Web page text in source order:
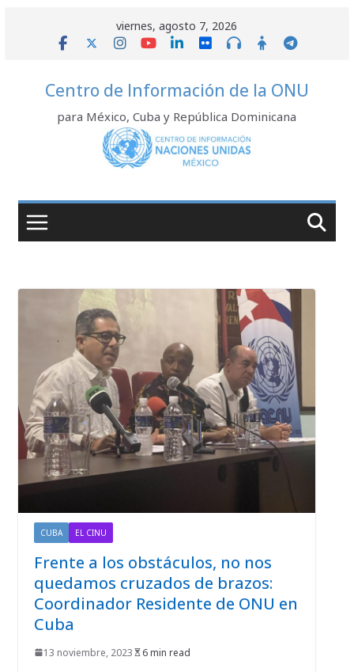
viernes, agosto 7, 2026
Centro de Información de la ONU
para México, Cuba y República Dominicana
CUBA EL CINU
Frente a los obstáculos, no nos
quedamos cruzados de brazos:
Coordinador Residente de ONU en
Cuba
13 noviembre, 2023 6 min read